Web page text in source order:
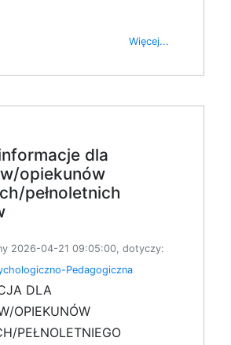
Więcej...
dla
opiekunów
pełnoletnich
2026-04-21 09:05:00, dotyczy:
Pedagogiczna
DLA
OPIEKUNÓW
PEŁNOLETNIEGO